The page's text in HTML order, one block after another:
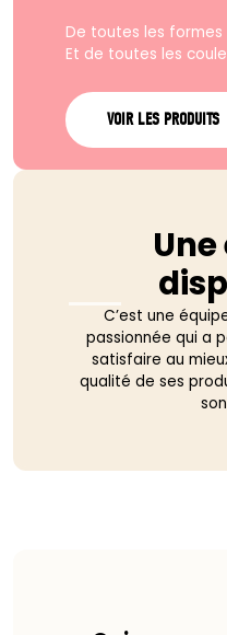
De toutes les formes
Et de toutes les
VOIR LES PRODUITS
C’est une
passionnée qui a
satisfaire au
qualité de ses